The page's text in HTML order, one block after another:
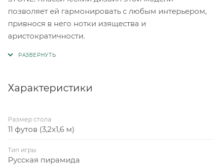
позволяет ей гармонировать с любым интерьером,
привнося в него нотки изящества и
аристократичности.
Характеристики
Размер стола
11 футов (3,2x1,6 м)
Тип игры
Русская пирамида